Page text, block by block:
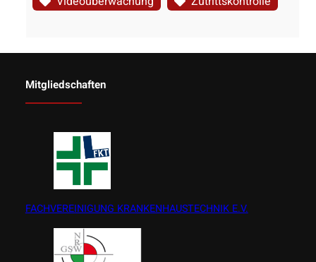
Mitgliedschaften
FACHVEREINIGUNG KRANKENHAUSTECHNIK E.V.